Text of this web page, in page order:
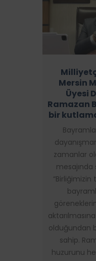
Mersin
Üyesi
Ramazan
bir
zamanlar
olduğundan
sahip.
huzurunu